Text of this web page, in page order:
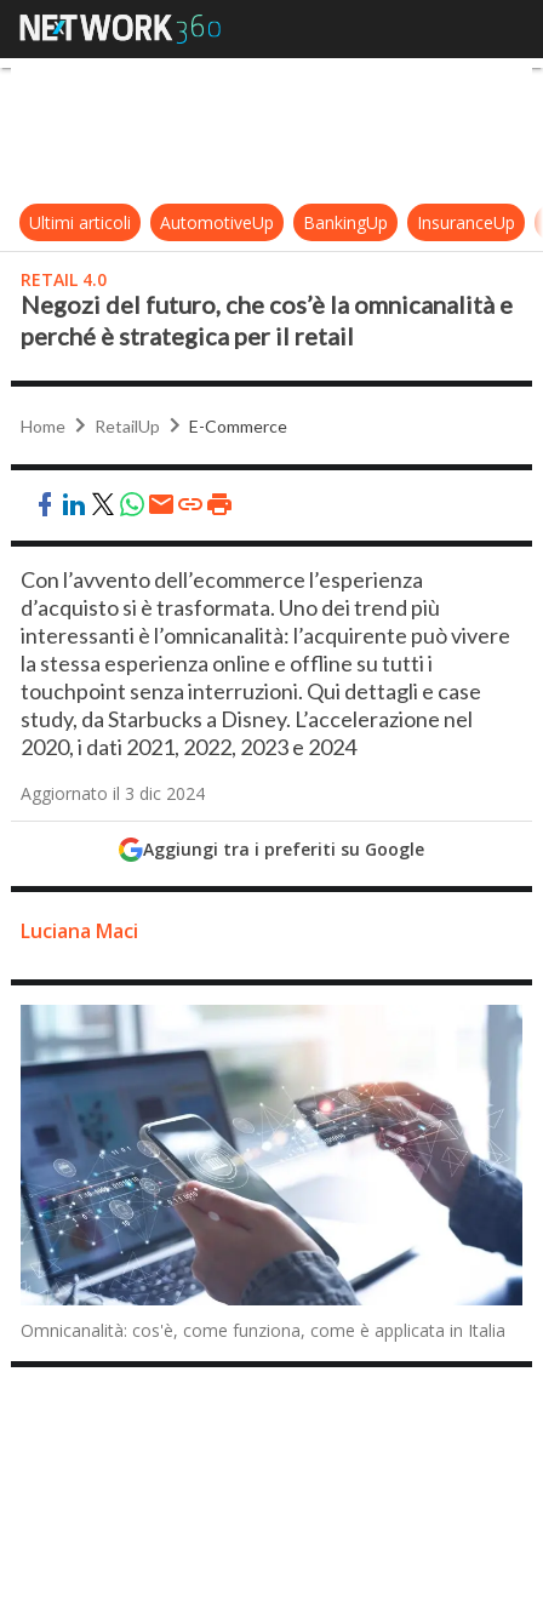
Negozi del futuro, che cos’è la
Ultimi articoli AutomotiveUp BankingUp InsuranceUp
RETAIL 4.0
Negozi del futuro, che cos’è la omnicanalità e
perché è strategica per il retail
Home RetailUp E-Commerce
Con l’avvento dell’ecommerce l’esperienza
d’acquisto si è trasformata. Uno dei trend più
interessanti è l’omnicanalità: l’acquirente può vivere
la stessa esperienza online e offline su tutti i
touchpoint senza interruzioni. Qui dettagli e case
study, da Starbucks a Disney. L’accelerazione nel
2020, i dati 2021, 2022, 2023 e 2024
Aggiornato il 3 dic 2024
Aggiungi tra i preferiti su Google
Luciana Maci
Omnicanalità: cos'è, come funziona, come è applicata in Italia